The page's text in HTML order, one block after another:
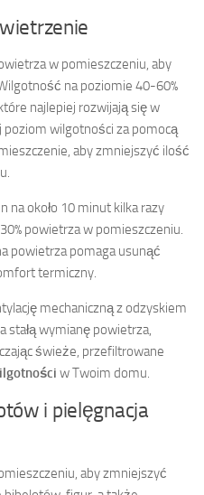
w pomieszczeniu, aby
na poziomie 40-60%
najlepiej rozwijają się w
wilgotności za pomocą
aby zmniejszyć ilość
na około 10 minut kilka razy
powietrza w pomieszczeniu.
powietrza pomaga usunąć
termiczny.
mechaniczną z odzyskiem
stałą wymianę powietrza,
świeże, przefiltrowane
w Twoim domu.
i pielęgnacja
aby zmniejszyć